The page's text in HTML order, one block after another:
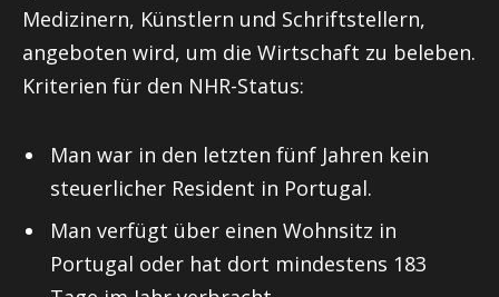
Medizinern, Künstlern und Schriftstellern,
angeboten wird, um die Wirtschaft zu beleben.
Kriterien für den NHR-Status:
Man war in den letzten fünf Jahren kein
steuerlicher Resident in Portugal.
Man verfügt über einen Wohnsitz in
Portugal oder hat dort mindestens 183